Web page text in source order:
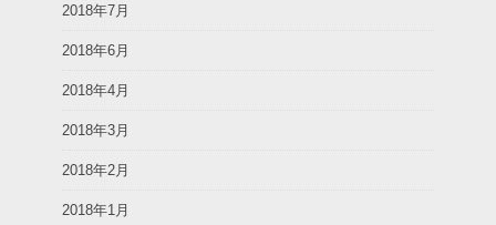
2018年7月
2018年6月
2018年4月
2018年3月
2018年2月
2018年1月